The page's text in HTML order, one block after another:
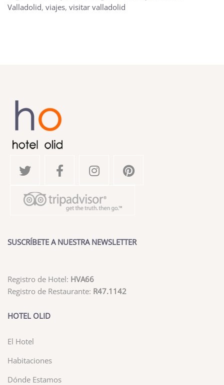
Valladolid, viajes, visitar valladolid
SUSCRÍBETE A NUESTRA NEWSLETTER
Registro de Hotel: HVA66
Registro de Restaurante: R47.1142
HOTEL OLID
El Hotel
Habitaciones
Dónde Estamos